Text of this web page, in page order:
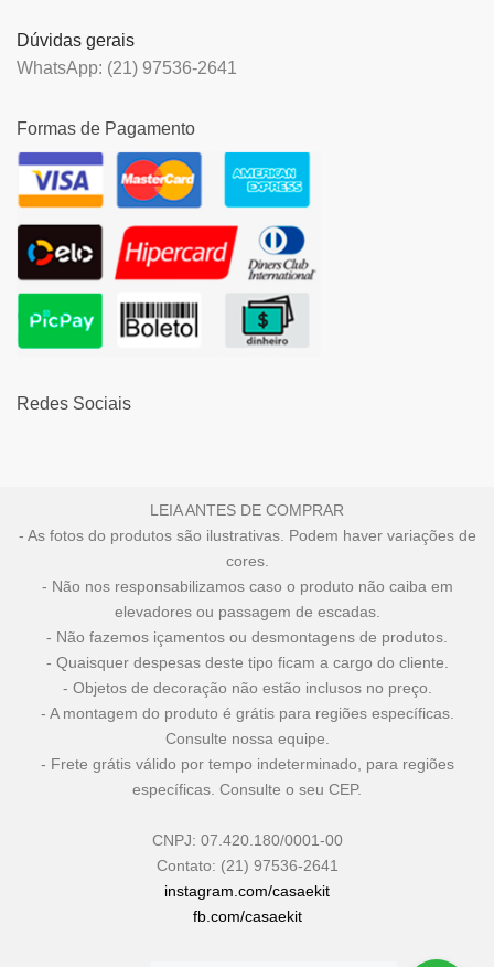
Dúvidas gerais
WhatsApp: (21) 97536-2641
Formas de Pagamento
Redes Sociais
LEIA ANTES DE COMPRAR
- As fotos do produtos são ilustrativas. Podem haver variações de
cores.
- Não nos responsabilizamos caso o produto não caiba em
elevadores ou passagem de escadas.
- Não fazemos içamentos ou desmontagens de produtos.
- Quaisquer despesas deste tipo ficam a cargo do cliente.
- Objetos de decoração não estão inclusos no preço.
- A montagem do produto é grátis para regiões específicas.
Consulte nossa equipe.
- Frete grátis válido por tempo indeterminado, para regiões
específicas. Consulte o seu CEP.
CNPJ: 07.420.180/0001-00
Contato: (21) 97536-2641
instagram.com/casaekit
fb.com/casaekit